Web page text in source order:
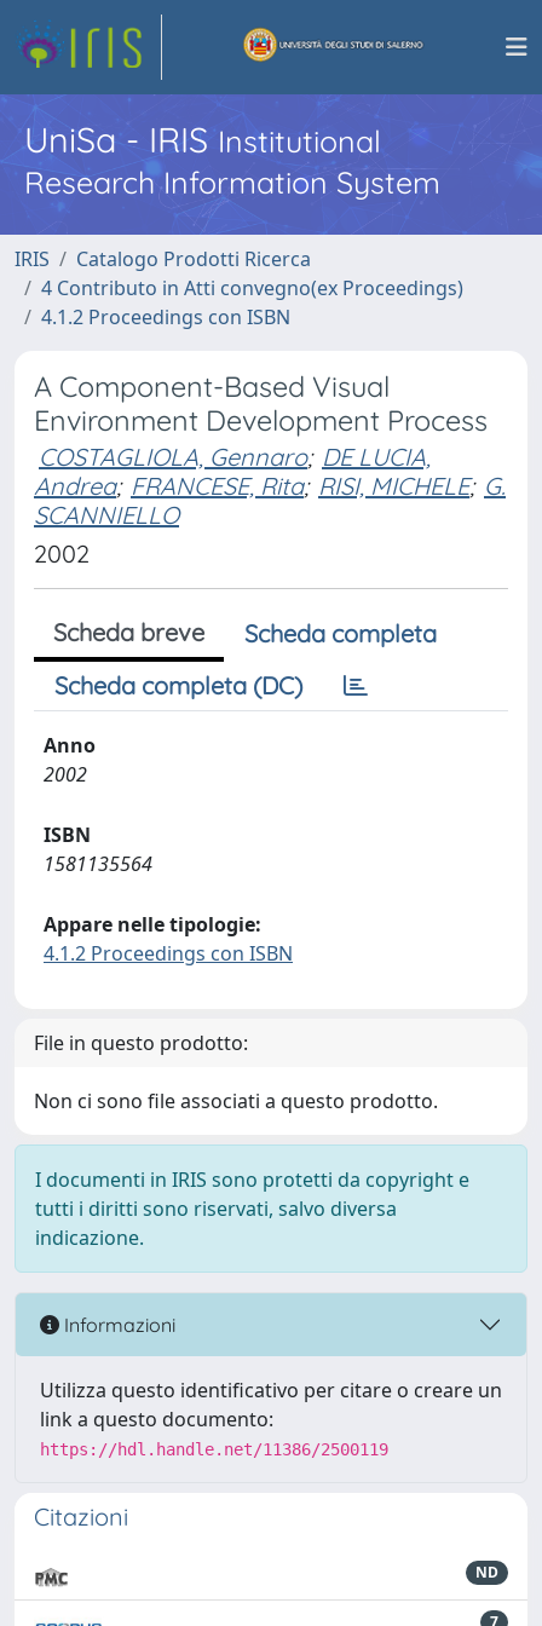
UniSa - IRISInstitutional
Research Information System
IRIS
Catalogo Prodotti Ricerca
4 Contributo in Atti convegno(ex Proceedings)
4.1.2 Proceedings con ISBN
A Component-Based Visual
Environment Development Process
COSTAGLIOLA, Gennaro; DE LUCIA,
Andrea; FRANCESE, Rita; RISI, MICHELE; G.
SCANNIELLO
2002
Scheda breve
Scheda completa
Scheda completa (DC)
Anno
2002
ISBN
1581135564
Appare nelle tipologie:
4.1.2 Proceedings con ISBN
File in questo prodotto:
Non ci sono file associati a questo prodotto.
I documenti in IRIS sono protetti da copyright e
tutti i diritti sono riservati, salvo diversa
indicazione.
Informazioni
Utilizza questo identificativo per citare o creare un
link a questo documento:
https://hdl.handle.net/11386/2500119
Citazioni
ND